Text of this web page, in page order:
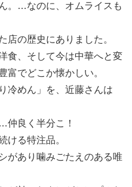
。…なのに、オムライスも
店の歴史にありました。
食、そして今は中華へと変
富でどこか懐かしい。
冷めん」を、近藤さんは
仲良く半分こ！
ける特注品。
があり噛みごたえのある唯